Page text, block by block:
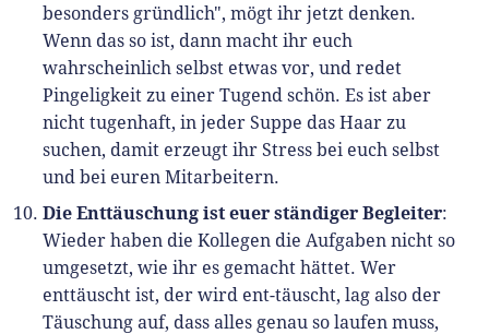
besonders gründlich", mögt ihr jetzt denken.
Wenn das so ist, dann macht ihr euch
wahrscheinlich selbst etwas vor, und redet
Pingeligkeit zu einer Tugend schön. Es ist aber
nicht tugenhaft, in jeder Suppe das Haar zu
suchen, damit erzeugt ihr Stress bei euch selbst
und bei euren Mitarbeitern.
Die Enttäuschung ist euer ständiger Begleiter:
Wieder haben die Kollegen die Aufgaben nicht so
umgesetzt, wie ihr es gemacht hättet. Wer
enttäuscht ist, der wird ent-täuscht, lag also der
Täuschung auf, dass alles genau so laufen muss,